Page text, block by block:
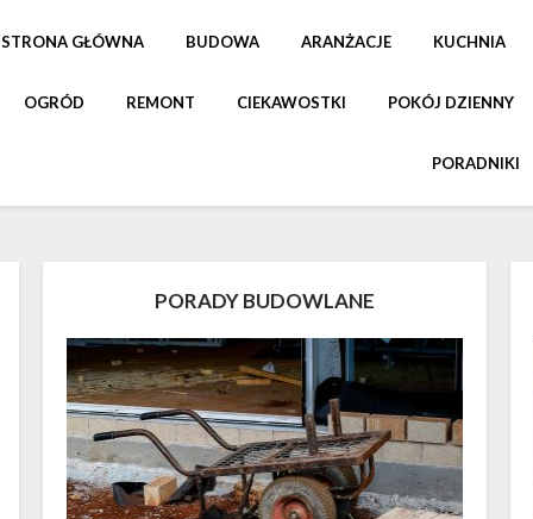
STRONA GŁÓWNA BUDOWA ARANŻACJE KUCHNIA
OGRÓD REMONT CIEKAWOSTKI POKÓJ DZIENNY
PORADNIKI
PORADY BUDOWLANE